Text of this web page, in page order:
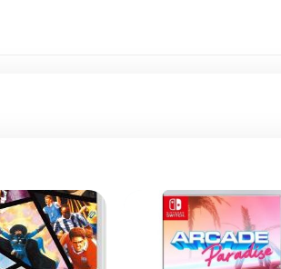
其它
Xbox Series